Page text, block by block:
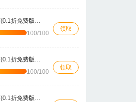
消消大亨(0.1折免费版送6480)
100/100
领取
消消大亨(0.1折免费版送6480)
100/100
领取
消消大亨(0.1折免费版送6480)